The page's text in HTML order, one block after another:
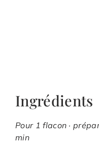
Ingrédients
Pour 1 flacon ·
min